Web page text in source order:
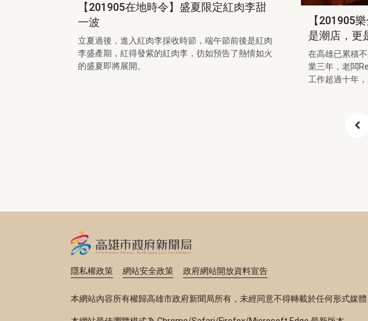
【201905在地時令】盛夏限定紅肉李甜
一波
立夏過後，進入紅肉李採收時節，端午節前後是紅肉
李盛產期，紅得發紫的紅肉李，彷如預告了熱情如火
的盛夏即將展開。
【201905
是潮店，更
在高雄已累積
業三年，老闆
工作超過十年，
隱私權政策 網站安全政策 政府網站開放資料宣告
本網站內容所有權歸高雄市政府新聞局所有，未經同意不得轉載於任何形式媒體